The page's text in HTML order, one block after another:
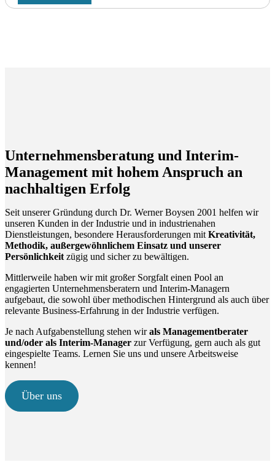
Unternehmensberatung und Interim-
Management mit hohem Anspruch an
nachhaltigen Erfolg
Seit unserer Gründung durch Dr. Werner Boysen 2001 helfen wir
unseren Kunden in der Industrie und in industrienahen
Dienstleistungen, besondere Herausforderungen mit Kreativität,
Methodik, außergewöhnlichem Einsatz und unserer
Persönlichkeit zügig und sicher zu bewältigen.
Mittlerweile haben wir mit großer Sorgfalt einen Pool an
engagierten Unternehmensberatern und Interim-Managern
aufgebaut, die sowohl über methodischen Hintergrund als auch über
relevante Business-Erfahrung in der Industrie verfügen.
Je nach Aufgabenstellung stehen wirals Managementberater
und/oder als Interim-Manager zur Verfügung, gern auch als gut
eingespielte Teams. Lernen Sie uns und unsere Arbeitsweise
kennen!
Über uns